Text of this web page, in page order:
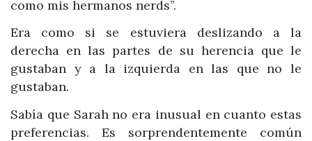
como mis hermanos nerds”.
Era como si se estuviera deslizando a la
derecha en las partes de su herencia que le
gustaban y a la izquierda en las que no le
gustaban.
Sabía que Sarah no era inusual en cuanto estas
preferencias. Es sorprendentemente común